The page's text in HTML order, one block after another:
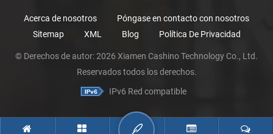
Acerca de nosotros
Póngase en contacto con nosotros
Sitemap
XML Blog Política De Privacidad
© Derechos de autor: 2026 Xiamen Cashino Technology Co., Ltd.
Reservados todos los derechos.
IPv6 Red compatible